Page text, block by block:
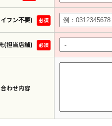
フン不要) 必須
(担当店舗) 必須
わせ内容